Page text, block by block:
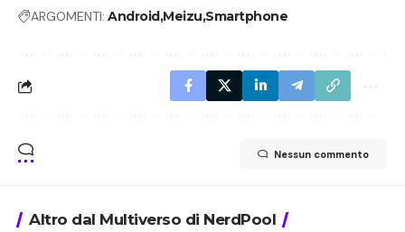
ARGOMENTI: AndroidMeizu Smartphone
Nessun commento
Altro dal Multiverso di NerdPool